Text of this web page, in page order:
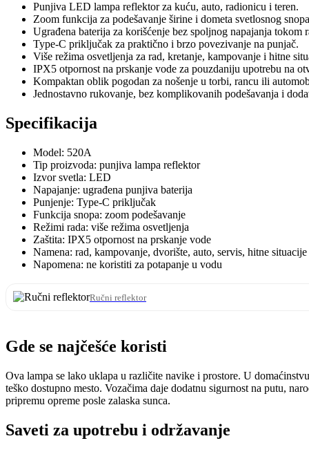
Punjiva LED lampa reflektor za kuću, auto, radionicu i teren.
Zoom funkcija za podešavanje širine i dometa svetlosnog
Ugrađena baterija za korišćenje bez spoljnog napajanja tokom
Type-C priključak za praktično i brzo povezivanje na punjač.
Više režima osvetljenja za rad, kretanje, kampovanje i hitne
IPX5 otpornost na prskanje vode za pouzdaniju upotrebu na
Kompaktan oblik pogodan za nošenje u torbi, rancu ili
Jednostavno rukovanje, bez komplikovanih podešavanja i
Specifikacija
Model: 520A
Tip proizvoda: punjiva lampa reflektor
Izvor svetla: LED
Napajanje: ugrađena punjiva baterija
Punjenje: Type-C priključak
Funkcija snopa: zoom podešavanje
Režimi rada: više režima osvetljenja
Zaštita: IPX5 otpornost na prskanje vode
Namena: rad, kampovanje, dvorište, auto, servis, hitne situacije
Napomena: ne koristiti za potapanje u vodu
Ručni reflektor
Gde se najčešće koristi
Ova lampa se lako uklapa u različite navike i prostore. U
teško dostupno mesto. Vozačima daje dodatnu sigurnost na putu,
pripremu opreme posle zalaska sunca.
Saveti za upotrebu i održavanje